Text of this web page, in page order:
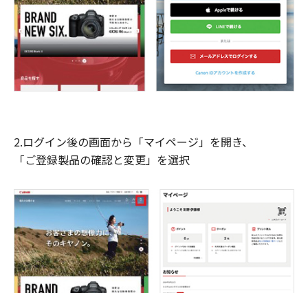
2.ログイン後の画面から「マイページ」を開き、
「ご登録製品の確認と変更」を選択